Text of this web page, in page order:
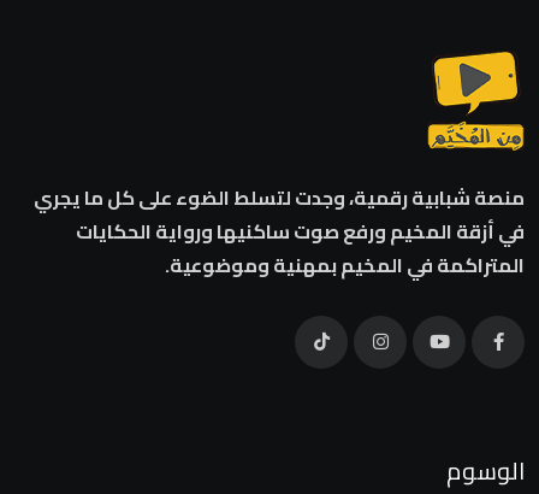
منصة شبابية رقمية، وجدت لتسلط الضوء على كل ما يجري
في أزقة المخيم ورفع صوت ساكنيها ورواية الحكايات
المتراكمة في المخيم بمهنية وموضوعية.
الوسوم